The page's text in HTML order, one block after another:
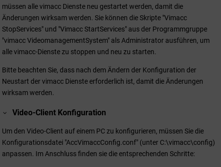
müssen alle vimacc Dienste neu gestartet werden, damit die
Änderungen wirksam werden. Sie können die Skripte "Vimacc
StopServices" und "Vimacc StartServices" aus der Programmgruppe
"vimacc VideomanagementSystem" als Administrator ausführen, um
alle vimacc-Dienste zu stoppen und neu zu starten.
Bitte beachten Sie, dass nach dem Ändern der Konfiguration der
Neustart der vimacc Dienste erforderlich ist, damit die Änderungen
wirksam werden.
Video-Client Konfiguration
Um den Video-Client auf einem PC zu konfigurieren, müssen Sie die
Konfigurationsdatei "AccVimaccConfig.conf" (unter C:\vimacc\config)
anpassen. Im Anschluss finden sie die entsprechenden Schritte: